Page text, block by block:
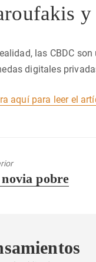
las CBDC
digitales
aquí para leer el
pobre